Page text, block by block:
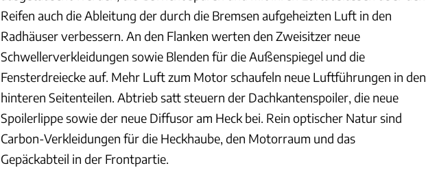
Reifen auch die Ableitung der durch die Bremsen aufgeheizten Luft in den
Radhäuser verbessern. An den Flanken werten den Zweisitzer neue
Schwellerverkleidungen sowie Blenden für die Außenspiegel und die
Fensterdreiecke auf. Mehr Luft zum Motor schaufeln neue Luftführungen in den
hinteren Seitenteilen. Abtrieb satt steuern der Dachkantenspoiler, die neue
Spoilerlippe sowie der neue Diffusor am Heck bei. Rein optischer Natur sind
Carbon-Verkleidungen für die Heckhaube, den Motorraum und das
Gepäckabteil in der Frontpartie.